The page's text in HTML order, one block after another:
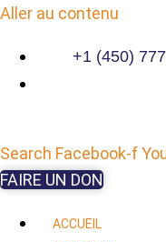
Aller au contenu
+1 (450)
Search Facebook-f
FAIRE UN DON
ACCUEIL